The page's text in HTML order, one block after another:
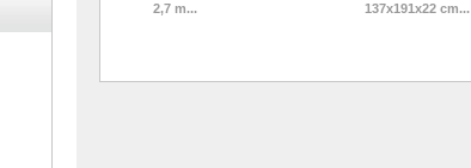
2,7 m...
137x191x22 cm...